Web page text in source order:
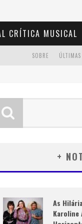
CRÍTICA MUSICAL
SOBRE
+
As
Karoline